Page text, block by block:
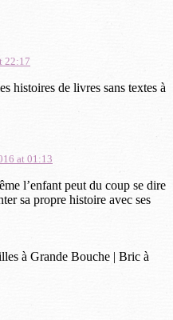
22:17
histoires de livres sans textes à
at 01:13
l’enfant peut du coup se dire
sa propre histoire avec ses
à Grande Bouche | Bric à